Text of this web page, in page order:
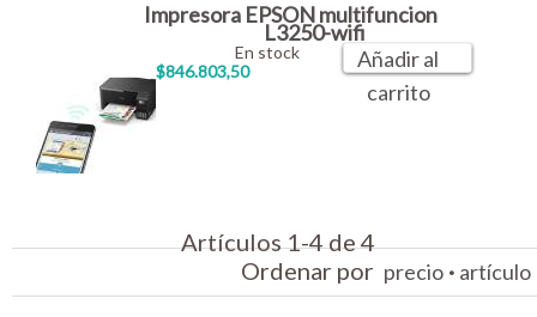
Impresora EPSON multifuncion
L3250-wifi
$846.803,50
En stock
Añadir al
carrito
Artículos 1-4 de 4
Ordenar por precio · artículo